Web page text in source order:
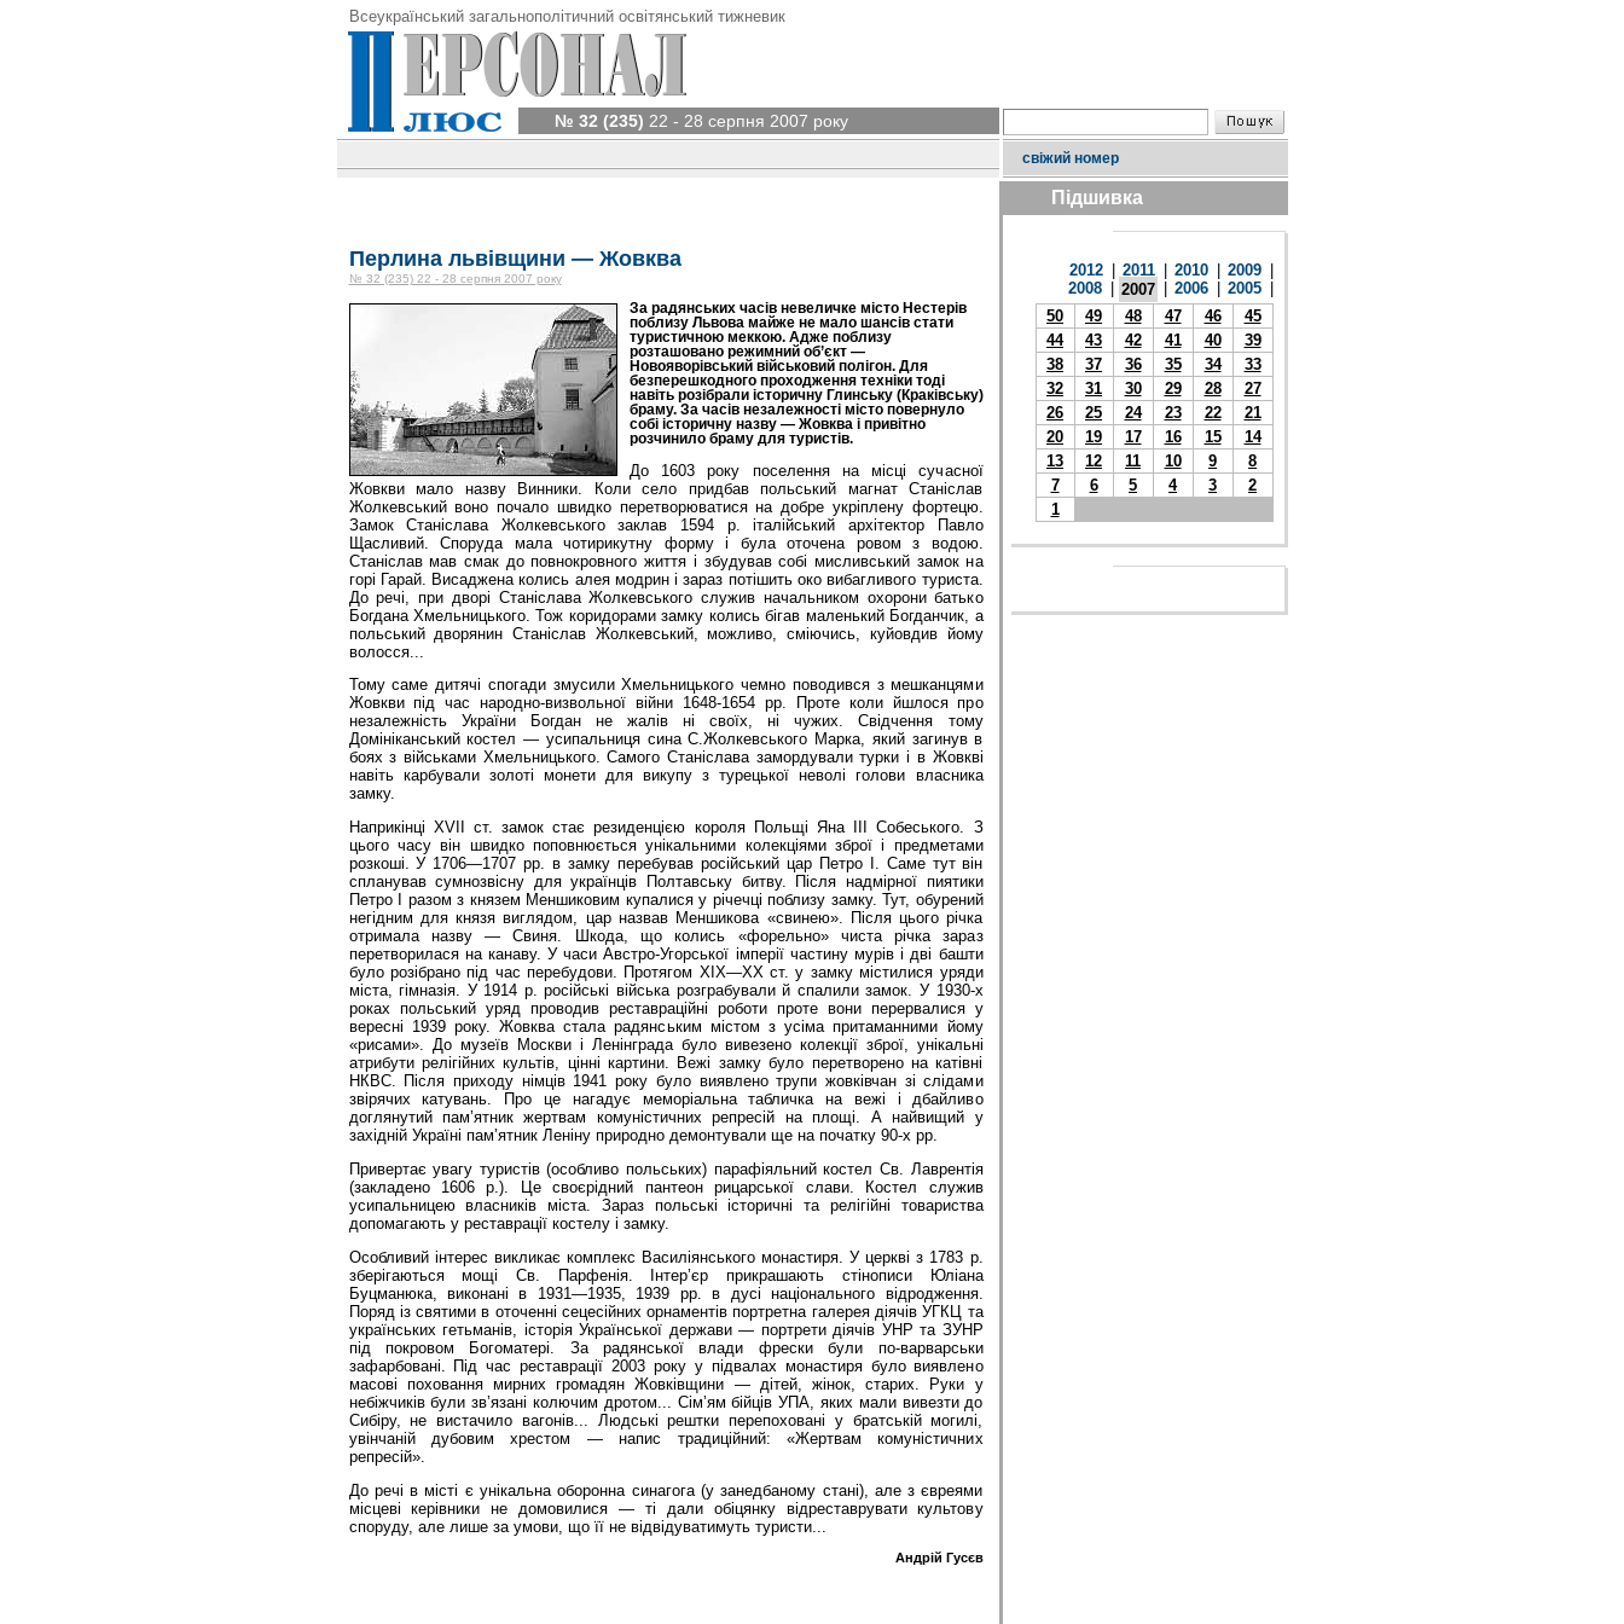
Всеукраїнський загальнополітичний освітянський тижневик
№ 32 (235) 22 - 28 серпня 2007 року
свіжий номер
Перлина львівщини — Жовква
№ 32 (235) 22 - 28 серпня 2007 року
За радянських часів невеличке місто Нестерів
поблизу Львова майже не мало шансів стати
туристичною меккою. Адже поблизу
розташовано режимний об’єкт —
Новояворівський військовий полігон. Для
безперешкодного проходження техніки тоді
навіть розібрали історичну Глинську (Краківську)
браму. За часів незалежності місто повернуло
собі історичну назву — Жовква і привітно
розчинило браму для туристів.
До 1603 року поселення на місці сучасної
Жовкви мало назву Винники. Коли село придбав польський магнат Станіслав
Жолкевський воно почало швидко перетворюватися на добре укріплену фортецю.
Замок Станіслава Жолкевського заклав 1594 р. італійський архітектор Павло
Щасливий. Споруда мала чотирикутну форму і була оточена ровом з водою.
Станіслав мав смак до повнокровного життя і збудував собі мисливський замок на
горі Гарай. Висаджена колись алея модрин і зараз потішить око вибагливого туриста.
До речі, при дворі Станіслава Жолкевського служив начальником охорони батько
Богдана Хмельницького. Тож коридорами замку колись бігав маленький Богданчик, а
польський дворянин Станіслав Жолкевський, можливо, сміючись, куйовдив йому
волосся...
Тому саме дитячі спогади змусили Хмельницького чемно поводився з мешканцями
Жовкви під час народно-визвольної війни 1648-1654 рр. Проте коли йшлося про
незалежність України Богдан не жалів ні своїх, ні чужих. Свідчення тому
Домініканський костел — усипальниця сина С.Жолкевського Марка, який загинув в
боях з військами Хмельницького. Самого Станіслава замордували турки і в Жовкві
навіть карбували золоті монети для викупу з турецької неволі голови власника
замку.
Наприкінці ХVII ст. замок стає резиденцією короля Польщі Яна ІІІ Собеського. З
цього часу він швидко поповнюється унікальними колекціями зброї і предметами
розкоші. У 1706—1707 рр. в замку перебував російський цар Петро І. Саме тут він
спланував сумнозвісну для українців Полтавську битву. Після надмірної пиятики
Петро І разом з князем Меншиковим купалися у річечці поблизу замку. Тут, обурений
негідним для князя виглядом, цар назвав Меншикова «свинею». Після цього річка
отримала назву — Свиня. Шкода, що колись «форельно» чиста річка зараз
перетворилася на канаву. У часи Австро-Угорської імперії частину мурів і дві башти
було розібрано під час перебудови. Протягом ХІХ—ХХ ст. у замку містилися уряди
міста, гімназія. У 1914 р. російські війська розграбували й спалили замок. У 1930-х
роках польський уряд проводив реставраційні роботи проте вони перервалися у
вересні 1939 року. Жовква стала радянським містом з усіма притаманними йому
«рисами». До музеїв Москви і Ленінграда було вивезено колекції зброї, унікальні
атрибути релігійних культів, цінні картини. Вежі замку було перетворено на катівні
НКВС. Після приходу німців 1941 року було виявлено трупи жовківчан зі слідами
звірячих катувань. Про це нагадує меморіальна табличка на вежі і дбайливо
доглянутий пам’ятник жертвам комуністичних репресій на площі. А найвищий у
західній Україні пам’ятник Леніну природно демонтували ще на початку 90-х рр.
Привертає увагу туристів (особливо польських) парафіяльний костел Св. Лаврентія
(закладено 1606 р.). Це своєрідний пантеон рицарської слави. Костел служив
усипальницею власників міста. Зараз польські історичні та релігійні товариства
допомагають у реставрації костелу і замку.
Особливий інтерес викликає комплекс Василіянського монастиря. У церкві з 1783 р.
зберігаються мощі Св. Парфенія. Інтер’єр прикрашають стінописи Юліана
Буцманюка, виконані в 1931—1935, 1939 рр. в дусі національного відродження.
Поряд із святими в оточенні сецесійних орнаментів портретна галерея діячів УГКЦ та
українських гетьманів, історія Української держави — портрети діячів УНР та ЗУНР
під покровом Богоматері. За радянської влади фрески були по-варварськи
зафарбовані. Під час реставрації 2003 року у підвалах монастиря було виявлено
масові поховання мирних громадян Жовківщини — дітей, жінок, старих. Руки у
небіжчиків були зв’язані колючим дротом... Сім’ям бійців УПА, яких мали вивезти до
Сибіру, не вистачило вагонів... Людські рештки перепоховані у братській могилі,
увінчаній дубовим хрестом — напис традиційний: «Жертвам комуністичних
репресій».
До речі в місті є унікальна оборонна синагога (у занедбаному стані), але з євреями
місцеві керівники не домовилися — ті дали обіцянку відреставрувати культову
споруду, але лише за умови, що її не відвідуватимуть туристи...
Андрій Гусєв
Підшивка
2012 2011 2010 2009
2008
2007 2006 2005
50
49 48 47 46
45
44
43 42 41 40
39
38
37 36 35 34
33
32
31 30 29 28
27
26
25 24 23 22
21
20
19 17 16 15
14
13
12 11 10 9
8
7
6 5 4 3
2
1